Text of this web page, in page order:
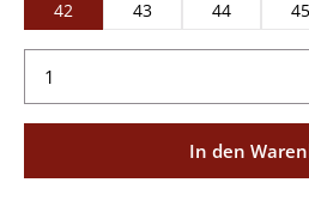
42
43 44 45
Produkt Anzahl: Gib den
In den